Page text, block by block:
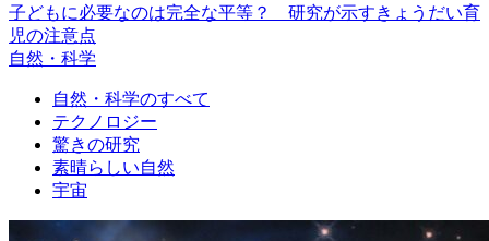
子どもに必要なのは完全な平等？ 研究が示すきょうだい育
児の注意点
自然・科学
自然・科学のすべて
テクノロジー
驚きの研究
素晴らしい自然
宇宙